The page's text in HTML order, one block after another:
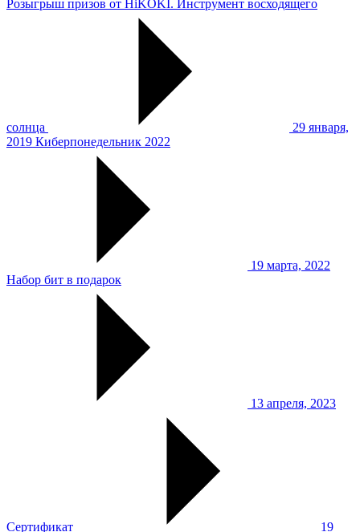
Розыгрыш призов от HiKOKI. Инструмент восходящего
солнца
29 января,
2019 Киберпонедельник 2022
19 марта, 2022
Набор бит в подарок
13 апреля, 2023
Сертификат
19